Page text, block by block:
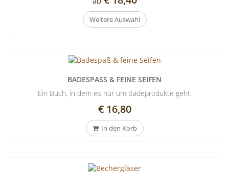
Cocktails
mixen!
Weitere Auswahl
BADESPASS & FEINE SEIFEN
Ein Buch, in dem es nur um Badeprodukte geht.
€ 16,80
In den Korb